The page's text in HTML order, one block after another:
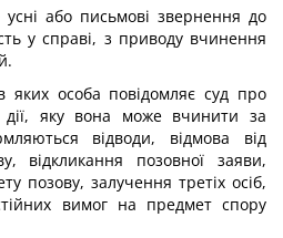
або письмові звернення до
у справі, з приводу вчинення
особа повідомляє суд про
дії, яку вона може вчинити за
відводи, відмова від
відкликання позовної заяви,
позову, залучення третіх осіб,
вимог на предмет спору